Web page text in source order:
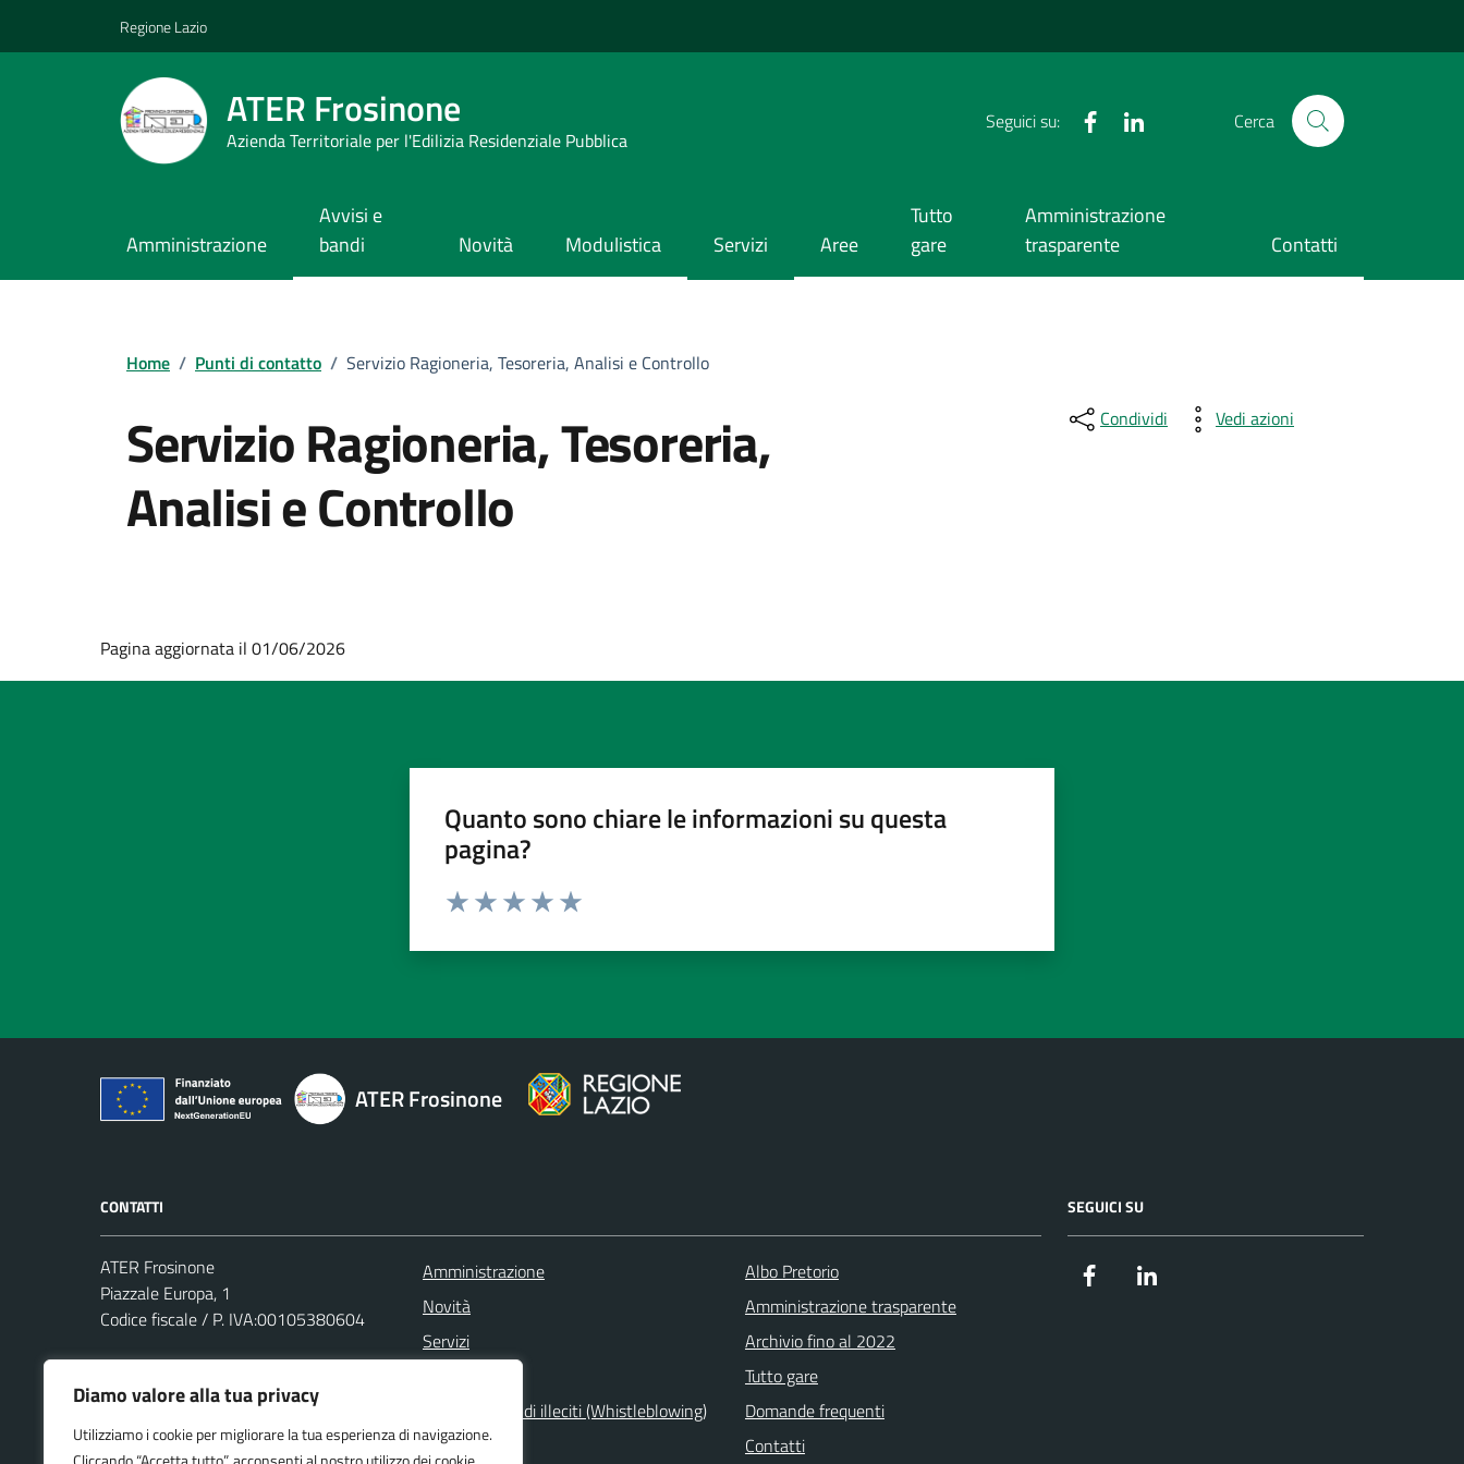
Diamo valore alla tua privacy
Utilizziamo i cookie per migliorare la tua esperienza di navigazione.
Regione Lazio
ATER Frosinone
Azienda Territoriale per l'Edilizia Residenziale Pubblica
Seguici su: Facebook Cerca
Amministrazione
Avvisi e
bandi
Novità Modulistica Servizi Aree
Tutto
gare
Amministrazione
trasparente
Contatti
Home / Punti di contatto / Servizio Ragioneria, Tesoreria, Analisi e Controllo
Servizio Ragioneria, Tesoreria,
Analisi e Controllo
Condividi Vedi azioni
Pagina aggiornata il 01/06/2026
Quanto sono chiare le informazioni su questa
pagina?
ATER Frosinone
CONTATTI
ATER Frosinone
Piazzale Europa, 1
Codice fiscale / P. IVA:00105380604
PEC:aterfr.protocollo@legalmail.it
Centralino unico: +39 07752591
Amministrazione
Novità
Servizi
Segnalazione di illeciti (Whistleblowing)
Webmail
Albo Pretorio
Amministrazione trasparente
Archivio fino al 2022
Tutto gare
Domande frequenti
Contatti
SEGUICI SU
Facebook